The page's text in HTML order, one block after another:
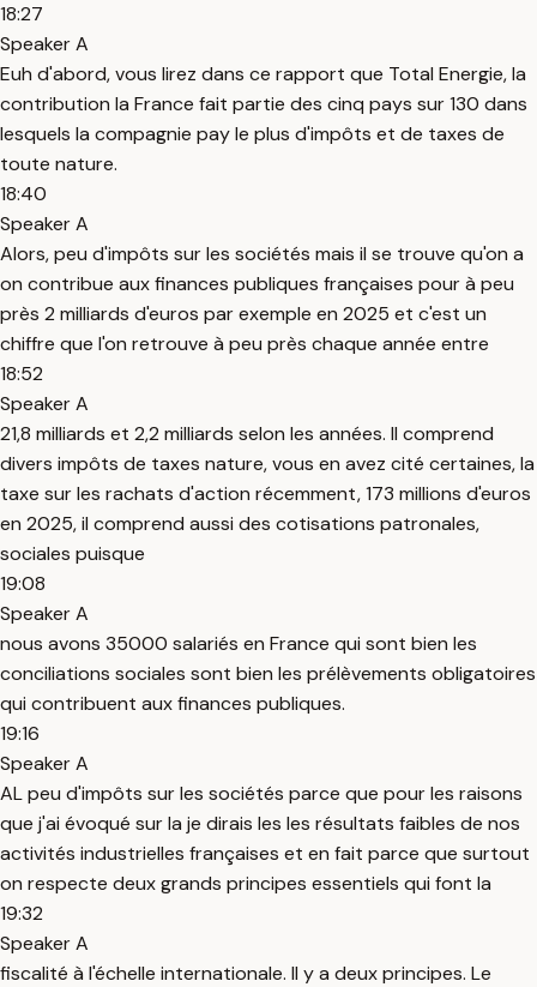
18:27
Speaker A
Euh d'abord, vous lirez dans ce rapport que Total Energie, la
contribution la France fait partie des cinq pays sur 130 dans
lesquels la compagnie pay le plus d'impôts et de taxes de
toute nature.
18:40
Speaker A
Alors, peu d'impôts sur les sociétés mais il se trouve qu'on a
on contribue aux finances publiques françaises pour à peu
près 2 milliards d'euros par exemple en 2025 et c'est un
chiffre que l'on retrouve à peu près chaque année entre
18:52
Speaker A
21,8 milliards et 2,2 milliards selon les années. Il comprend
divers impôts de taxes nature, vous en avez cité certaines, la
taxe sur les rachats d'action récemment, 173 millions d'euros
en 2025, il comprend aussi des cotisations patronales,
sociales puisque
19:08
Speaker A
nous avons 35000 salariés en France qui sont bien les
conciliations sociales sont bien les prélèvements obligatoires
qui contribuent aux finances publiques.
19:16
Speaker A
AL peu d'impôts sur les sociétés parce que pour les raisons
que j'ai évoqué sur la je dirais les les résultats faibles de nos
activités industrielles françaises et en fait parce que surtout
on respecte deux grands principes essentiels qui font la
19:32
Speaker A
fiscalité à l'échelle internationale. Il y a deux principes. Le